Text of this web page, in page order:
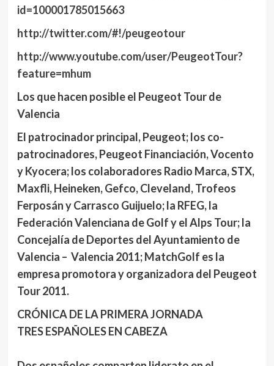
id=100001785015663
http://twitter.com/#!/peugeotour
http://www.youtube.com/user/PeugeotTour?
feature=mhum
Los que hacen posible el Peugeot Tour de
Valencia
El patrocinador principal, Peugeot; los co-
patrocinadores, Peugeot Financiación, Vocento
y Kyocera; los colaboradores Radio Marca, STX,
Maxfli, Heineken, Gefco, Cleveland, Trofeos
Ferposán y Carrasco Guijuelo; la RFEG, la
Federación Valenciana de Golf y el Alps Tour; la
Concejalía de Deportes del Ayuntamiento de
Valencia – Valencia 2011; MatchGolf es la
empresa promotora y organizadora del Peugeot
Tour 2011.
CRÓNICA DE LA PRIMERA JORNADA
TRES ESPAÑOLES EN CABEZA